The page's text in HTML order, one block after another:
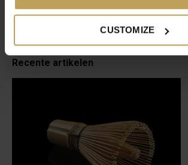
CUSTOMIZE
€27,95
Recente artikelen